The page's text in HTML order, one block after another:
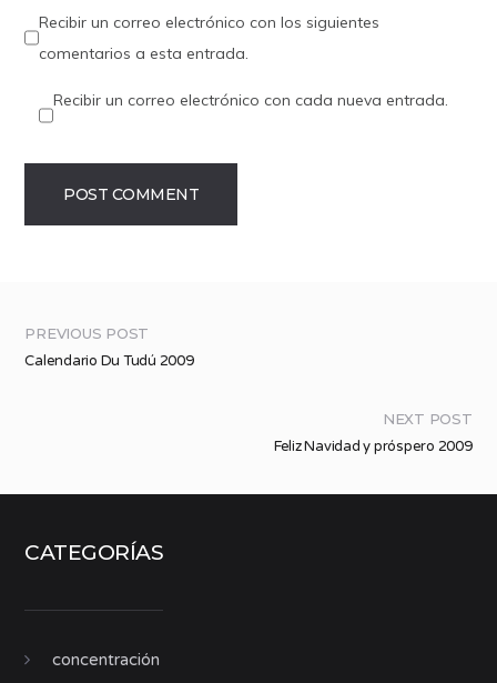
Recibir un correo electrónico con los siguientes
comentarios a esta entrada.
Recibir un correo electrónico con cada nueva entrada.
PREVIOUS POST
Calendario Du Tudú 2009
NEXT POST
Feliz Navidad y próspero 2009
CATEGORÍAS
concentración